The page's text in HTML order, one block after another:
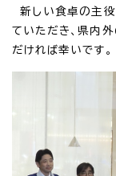
新しい食卓の主役
ていただき、県内
だければ幸いです。